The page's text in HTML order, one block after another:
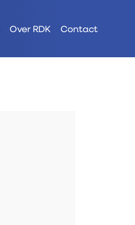
Over RDK Contact